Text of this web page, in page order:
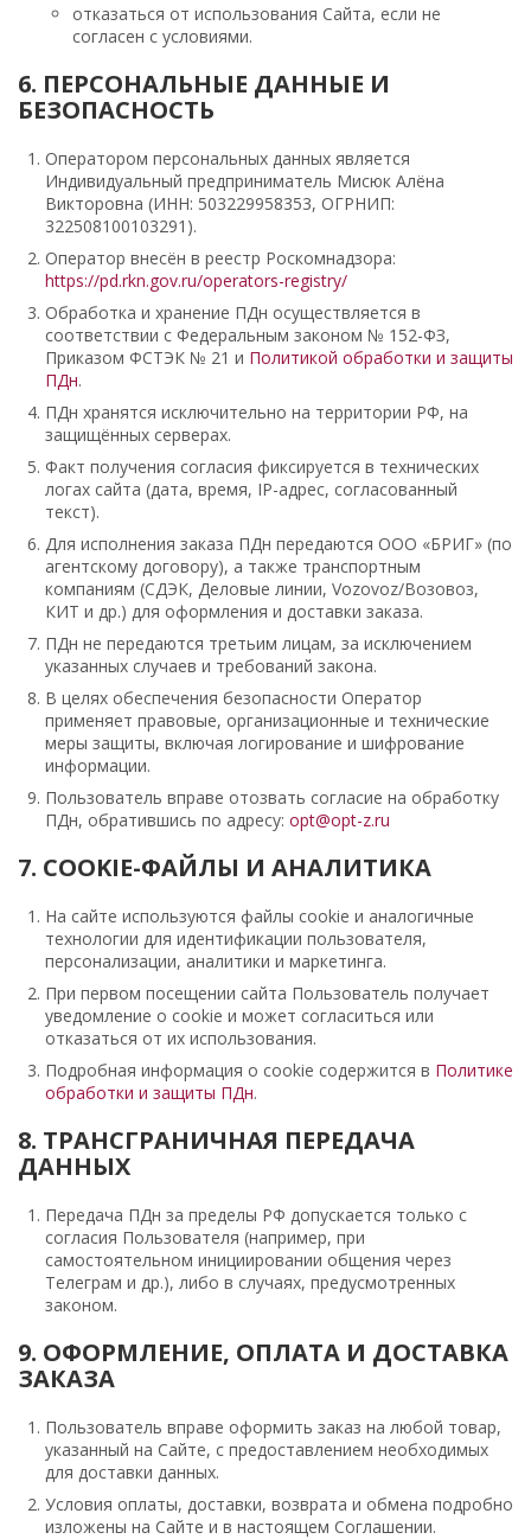
отказаться от использования Сайта, если не
согласен с условиями.
6. ПЕРСОНАЛЬНЫЕ ДАННЫЕ И
БЕЗОПАСНОСТЬ
Оператором персональных данных является
Индивидуальный предприниматель Мисюк Алёна
Викторовна (ИНН: 503229958353, ОГРНИП:
322508100103291).
Оператор внесён в реестр Роскомнадзора:
https://pd.rkn.gov.ru/operators-registry/
Обработка и хранение ПДн осуществляется в
соответствии с Федеральным законом № 152-ФЗ,
Приказом ФСТЭК № 21 и Политикой обработки и защиты
ПДн.
ПДн хранятся исключительно на территории РФ, на
защищённых серверах.
Факт получения согласия фиксируется в технических
логах сайта (дата, время, IP-адрес, согласованный
текст).
Для исполнения заказа ПДн передаются ООО «БРИГ» (по
агентскому договору), а также транспортным
компаниям (СДЭК, Деловые линии, Vozovoz/Возовоз,
КИТ и др.) для оформления и доставки заказа.
ПДн не передаются третьим лицам, за исключением
указанных случаев и требований закона.
В целях обеспечения безопасности Оператор
применяет правовые, организационные и технические
меры защиты, включая логирование и шифрование
информации.
Пользователь вправе отозвать согласие на обработку
ПДн, обратившись по адресу: opt@opt-z.ru
7. COOKIE-ФАЙЛЫ И АНАЛИТИКА
На сайте используются файлы cookie и аналогичные
технологии для идентификации пользователя,
персонализации, аналитики и маркетинга.
При первом посещении сайта Пользователь получает
уведомление о cookie и может согласиться или
отказаться от их использования.
Подробная информация о cookie содержится в Политике
обработки и защиты ПДн.
8. ТРАНСГРАНИЧНАЯ ПЕРЕДАЧА
ДАННЫХ
Передача ПДн за пределы РФ допускается только с
согласия Пользователя (например, при
самостоятельном инициировании общения через
Телеграм и др.), либо в случаях, предусмотренных
законом.
9. ОФОРМЛЕНИЕ, ОПЛАТА И ДОСТАВКА
ЗАКАЗА
Пользователь вправе оформить заказ на любой товар,
указанный на Сайте, с предоставлением необходимых
для доставки данных.
Условия оплаты, доставки, возврата и обмена подробно
изложены на Сайте и в настоящем Соглашении.